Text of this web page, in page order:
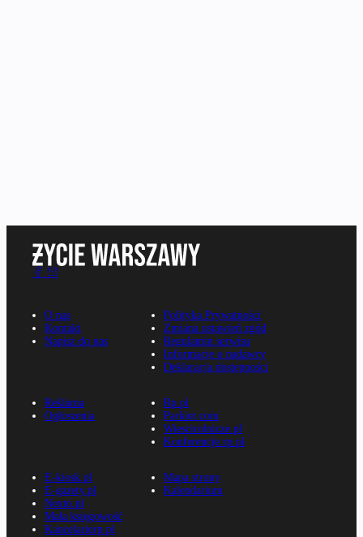
O nas
Kontakt
Napisz do nas
Polityka Prywatności
Zmiana ustawień zgód
Regulamin serwisu
Informacje o nadawcy
Deklaracja dostępności
Reklama
Ogłoszenia
Rp.pl
Parkiet.com
Wiescirolnicze.pl
Konferencje.rp.pl
E-kiosk.pl
E-gazety.pl
Nexto.pl
Mała księgowość
Kancelarierp.pl
Mapa strony
Kalendarium